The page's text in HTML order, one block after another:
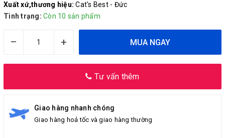
Xuất xứ,thương hiệu: Cat's Best - Đức
Tình trạng: Còn 10 sản phẩm
– + MUA NGAY
Tư vấn thêm
Giao hàng nhanh chóng
Giao hàng hoả tốc và giao hàng thường